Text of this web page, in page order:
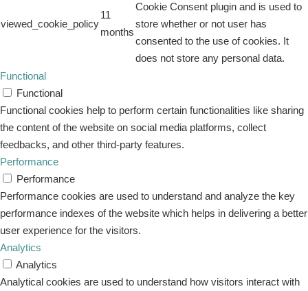
viewed_cookie_policy
11
months
Cookie Consent plugin and is used to
store whether or not user has
consented to the use of cookies. It
does not store any personal data.
Functional
Functional
Functional cookies help to perform certain functionalities like sharing
the content of the website on social media platforms, collect
feedbacks, and other third-party features.
Performance
Performance
Performance cookies are used to understand and analyze the key
performance indexes of the website which helps in delivering a better
user experience for the visitors.
Analytics
Analytics
Analytical cookies are used to understand how visitors interact with